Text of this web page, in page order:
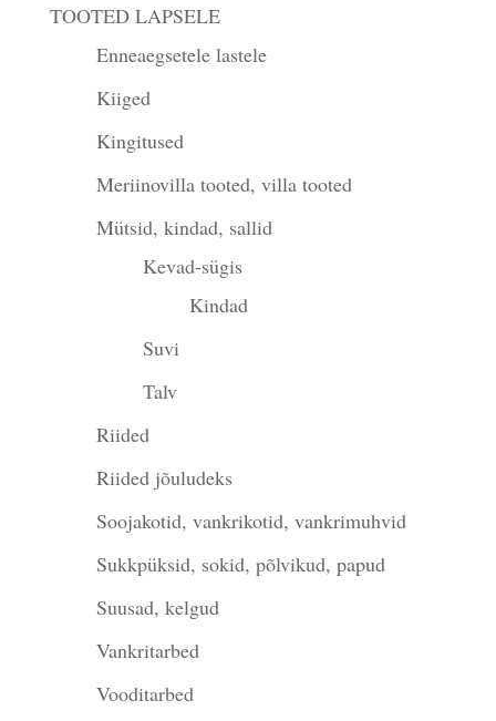
TOOTED LAPSELE
Enneaegsetele lastele
Kiiged
Kingitused
Meriinovilla tooted, villa tooted
Mütsid, kindad, sallid
Kevad-sügis
Kindad
Suvi
Talv
Riided
Riided jõuludeks
Soojakotid, vankrikotid, vankrimuhvid
Sukkpüksid, sokid, põlvikud, papud
Suusad, kelgud
Vankritarbed
Vooditarbed